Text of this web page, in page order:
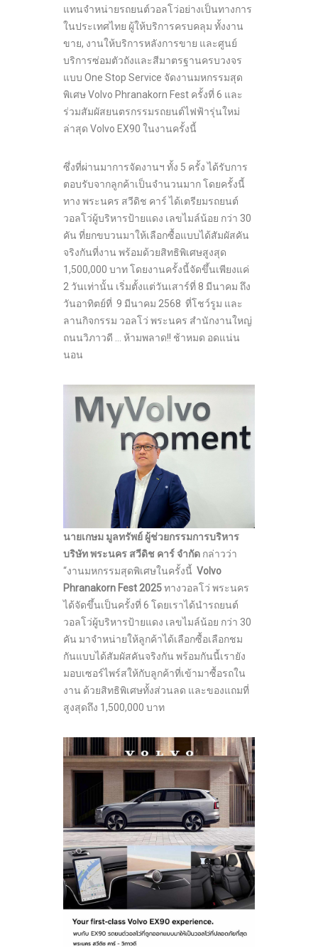
แทนจำหน่ายรถยนต์วอลโว่อย่างเป็นทางการ
ในประเทศไทย ผู้ให้บริการครบคลุม ทั้งงาน
ขาย, งานให้บริการหลังการขาย และศูนย์
บริการซ่อมตัวถังและสีมาตรฐานครบวงจร
แบบ One Stop Service จัดงานมหกรรมสุด
พิเศษ Volvo Phranakorn Fest ครั้งที่ 6 และ
ร่วมสัมผัสยนตรกรรมรถยนต์ไฟฟ้ารุ่นใหม่
ล่าสุด Volvo EX90 ในงานครั้งนี้
ซึ่งที่ผ่านมาการจัดงานฯ ทั้ง 5 ครั้ง ได้รับการ
ตอบรับจากลูกค้าเป็นจำนวนมาก โดยครั้งนี้
ทาง พระนคร สวีดิช คาร์ ได้เตรียมรถยนต์
วอลโว่ผู้บริหารป้ายแดง เลขไมล์น้อย กว่า 30
คัน ที่ยกขบวนมาให้เลือกซื้อแบบได้สัมผัสคัน
จริงกันที่งาน พร้อมด้วยสิทธิพิเศษสูงสุด
1,500,000 บาท โดยงานครั้งนี้จัดขึ้นเพียงแค่
2 วันเท่านั้น เริ่มตั้งแต่วันเสาร์ที่ 8 มีนาคม ถึง
วันอาทิตย์ที่ 9 มีนาคม 2568 ที่โชว์รูม และ
ลานกิจกรรม วอลโว่ พระนคร สำนักงานใหญ่
ถนนวิภาวดี … ห้ามพลาด!! ช้าหมด อดแน่น
นอน
นายเกษม มูลทรัพย์ ผู้ช่วยกรรมการบริหาร
บริษัท พระนคร สวีดิช คาร์ จำกัด กล่าวว่า
“งานมหกรรมสุดพิเศษในครั้งนี้ Volvo
Phranakorn Fest 2025ทางวอลโว่ พระนคร
ได้จัดขึ้นเป็นครั้งที่ 6 โดยเราได้นำรถยนต์
วอลโว่ผู้บริหารป้ายแดง เลขไมล์น้อย กว่า 30
คัน มาจำหน่ายให้ลูกค้าได้เลือกซื้อเลือกชม
กันแบบได้สัมผัสคันจริงกัน พร้อมกันนี้เรายัง
มอบเซอร์ไพร์สให้กับลูกค้าที่เข้ามาซื้อรถใน
งาน ด้วยสิทธิพิเศษทั้งส่วนลด และของแถมที่
สูงสุดถึง 1,500,000 บาท